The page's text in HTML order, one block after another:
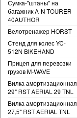
Сумка-"штаны" на
багажник A-N TOURER
40AUTHOR
Велотренажер HORST
Стенд для колес YC-
512N BIKEHAND
Прицеп для перевозки
грузов M-WAVE
Вилка амортизационная
29" RST AERIAL 29 TNL
Вилка амортизационная
27,5" RST AERIAL TNL